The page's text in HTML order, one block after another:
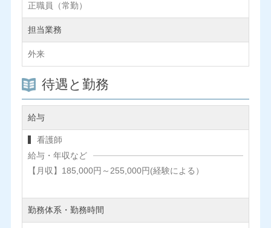
正職員（常勤）
担当業務
外来
待遇と勤務
給与
看護師
給与・年収など
【月収】185,000円～255,000円(経験による）
勤務体系・勤務時間